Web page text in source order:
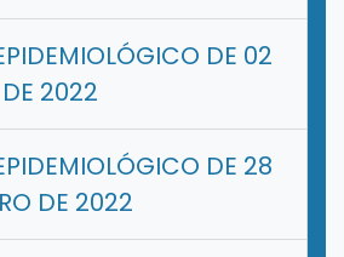
DE 02
2022
DE 28
DE 2022